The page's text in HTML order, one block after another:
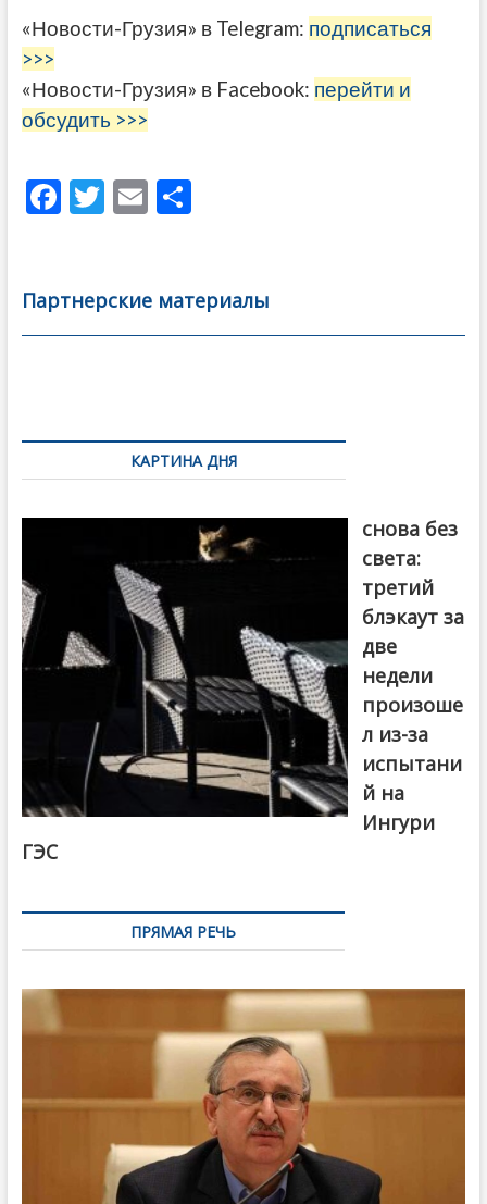
«Новости-Грузия» в Telegram: подписаться
>>>
«Новости-Грузия» в Facebook: перейти и
обсудить >>>
F
b
o
T
er
E
l
О
а
в
Партнерские материалы
по
записямКАРТИНА ДНЯ
снова без
света:
третий
блэкаут за
две
недели
произоше
л из-за
испытани
й на
Ингури
ГЭС
ПРЯМАЯ РЕЧЬ